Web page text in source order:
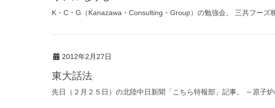
K・C・G（Kanazawa・Consulting・Group）の勉強会。 三共フー
2012年2月27日
東大話法
先日（２月２５日）の北陸中日新聞「こちら特報部」記事。 ～原子